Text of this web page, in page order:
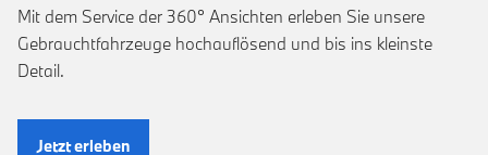
Mit dem Service der 360° Ansichten erleben Sie unsere
Gebrauchtfahrzeuge hochauflösend und bis ins kleinste
Detail.
Jetzt erleben